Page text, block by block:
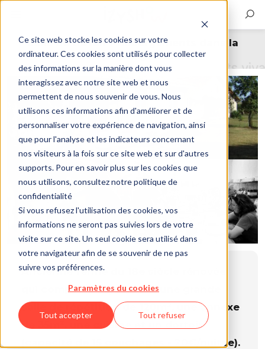
Ce site web stocke les cookies sur votre
ordinateur. Ces cookies sont utilisés pour collecter
des informations sur la manière dont vous
interagissez avec notre site web et nous
permettent de nous souvenir de vous. Nous
utilisons ces informations afin d'améliorer et de
personnaliser votre expérience de navigation, ainsi
que pour l'analyse et les indicateurs concernant
nos visiteurs à la fois sur ce site web et sur d'autres
supports. Pour en savoir plus sur les cookies que
nous utilisons, consultez notre politique de
confidentialité
Si vous refusez l'utilisation des cookies, vos
informations ne seront pas suivies lors de votre
visite sur ce site. Un seul cookie sera utilisé dans
votre navigateur afin de se souvenir de ne pas
suivre vos préférences.
Paramètres du cookies
Tout accepter Tout refuser
Salle de travail + hébergements dans la
campagne gersoise
Ancienne ferme du 18e siècle rénovée
qui comporte aujourd’hui une grande
salle de répétition de 120m², une annexe
de 35m², une cuisine et un dortoir
(capacité de 15 couchages - 20€/nuitée).